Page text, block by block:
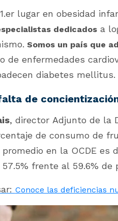
lugar en obesidad
dedicadosa
Somos un país que
de enfermedades
diabetes mellitus.
de
, director Adjunto de la
de consumo de
promedio en la OCDE
frente al 59.6% de
Conoce las deficiencias